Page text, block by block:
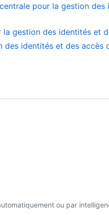
pour la gestion
gestion des identités et
des identités et des accès
ou par